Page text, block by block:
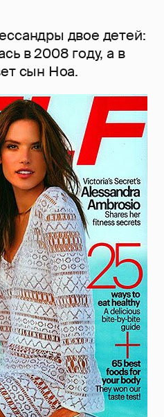
двое детей:
в 2008 году, а в
сын Ноа.